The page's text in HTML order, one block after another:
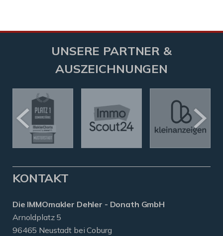
UNSERE PARTNER &
AUSZEICHNUNGEN
KONTAKT
Die IMMOmakler Dehler - Donath GmbH
Arnoldplatz 5
96465 Neustadt bei Coburg